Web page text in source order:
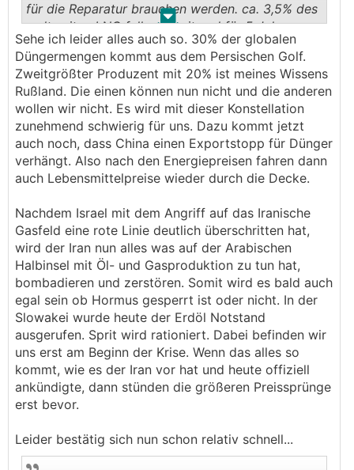
. .
für die Reparatur brauchen werden. ca. 3,5% des
weltweiten LNG fallen damit mal für 5 Jahre aus.
Katar hat bereits angekündigt, dass sie die
Langfristverträge von Staaten wie Italien jetzt
mal 3-5 Jahre wegen höherer Gewalt nicht mehr
erfüllen werden. Italien produziert mit hohem
Gaseinsatz relativ viel das am Bau verwendet
wird, wie Glas ... und ist eh nur unser wievielt
wichtigster Handelspartner? 2. oder 3. irgendwo
da herum.
Und das nur solange nicht weitere Anlagen
draufgehen. 17% = 12,8 Megatonnen LNG pro
Jahr = 180 TWh
UAE ist nach Treffern bei Gasproduktion 0 ...
Aber viel heftiger als Gas und Öl sind die
"Neben"erscheinungen. Der meiste Schwefel und
Harnstoff der in die Düngerproduktion geht
kommt aus dieser Gegend. Asien ist gerade im
Anbau und braucht die Ausgangsstoffe. Asien hat
mangels Lieferungen die meisten Fabriken in dem
die nächsten Wochen nicht ... tja. Das kann man
in ein paar Wochen nicht mehr nachholen. Die
Sehe ich leider alles auch so. 30% der globalen
Düngermengen kommt aus dem Persischen Golf.
Zweitgrößter Produzent mit 20% ist meines Wissens
Rußland. Die einen können nun nicht und die anderen
wollen wir nicht. Es wird mit dieser Konstellation
zunehmend schwierig für uns. Dazu kommt jetzt
auch noch, dass China einen Exportstopp für Dünger
verhängt. Also nach den Energiepreisen fahren dann
auch Lebensmittelpreise wieder durch die Decke.
Nachdem Israel mit dem Angriff auf das Iranische
Gasfeld eine rote Linie deutlich überschritten hat,
wird der Iran nun alles was auf der Arabischen
Halbinsel mit Öl- und Gasproduktion zu tun hat,
bombadieren und zerstören. Somit wird es bald auch
egal sein ob Hormus gesperrt ist oder nicht. In der
Slowakei wurde heute der Erdöl Notstand
ausgerufen. Sprit wird rationiert. Dabei befinden wir
uns erst am Beginn der Krise. Wenn das alles so
kommt, wie es der Iran vor hat und heute offiziell
ankündigte, dann stünden die größeren Preissprünge
erst bevor.
Leider bestätig sich nun schon relativ schnell...